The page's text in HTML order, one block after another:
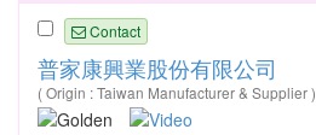
Contact
普家康興業股份有限公司
( Origin : Taiwan Manufacturer & Supplier )